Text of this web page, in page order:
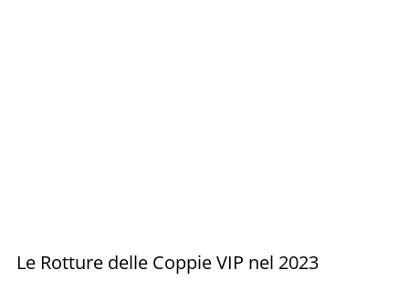
Le Rotture delle Coppie VIP nel 2023